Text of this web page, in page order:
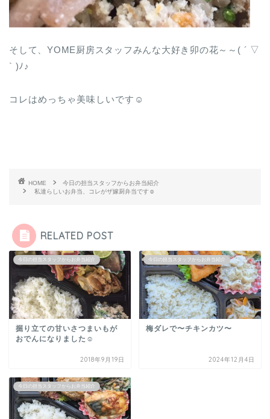
そして、YOME厨房スタッフみんな大好き卯の花～～( ´ ▽
` )ﾉ♪
コレはめっちゃ美味しいです☺︎
HOME
今日の担当スタッフからお弁当紹介
私達らしいお弁当、コレがザ嫁厨弁当です☺︎
RELATED POST
今日の担当スタッフからお弁当紹介
掘り立ての甘いさつまいもが
おでんになりました☺︎
2018年9月19日
今日の担当スタッフからお弁当紹介
梅ダレで〜チキンカツ〜
2024年12月4日
今日の担当スタッフからお弁当紹介